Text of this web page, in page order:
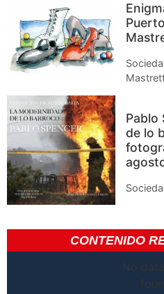
Pablo
de lo
CONTENIDO
No data